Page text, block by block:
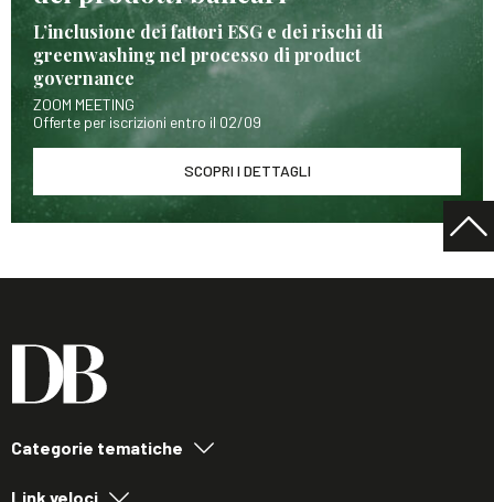
L’inclusione dei fattori ESG e dei rischi di
greenwashing nel processo di product
governance
ZOOM MEETING
Offerte per iscrizioni entro il 02/09
SCOPRI I DETTAGLI
Categorie tematiche
Link veloci